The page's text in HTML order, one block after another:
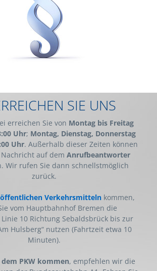
SIE UNS
erreichen Sie von Montag bis Freitag
Uhr; Montag, Dienstag, Donnerstag
Uhr. Außerhalb dieser Zeiten können
auf dem Anrufbeantworter
Wir rufen Sie dann schnellstmöglich
zurück.
öffentlichen Verkehrsmitteln kommen,
vom Hauptbahnhof Bremen die
10 Richtung Sebaldsbrück bis zur
Hulsberg“ nutzen (Fahrtzeit etwa 10
Minuten).
PKW kommen, empfehlen wir die